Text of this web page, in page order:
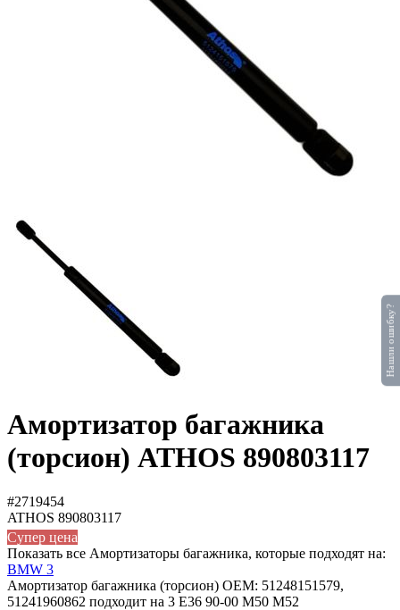
Амортизатор багажника
(торсион) ATHOS 890803117
#2719454
ATHOS 890803117
Супер цена
Показать все Амортизаторы багажника, которые подходят на:
BMW 3
Амортизатор багажника (торсион) OEM: 51248151579,
51241960862 подходит на 3 E36 90-00 M50 M52
Нашли ошибку?